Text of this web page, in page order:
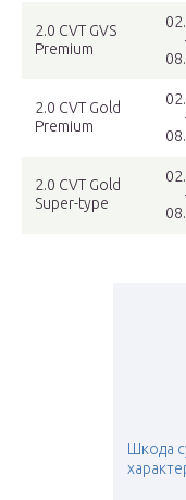
2.0 CVT GVS
Premium
2.0 CVT Gold
Premium
2.0 CVT Gold
Super-type
Шкода